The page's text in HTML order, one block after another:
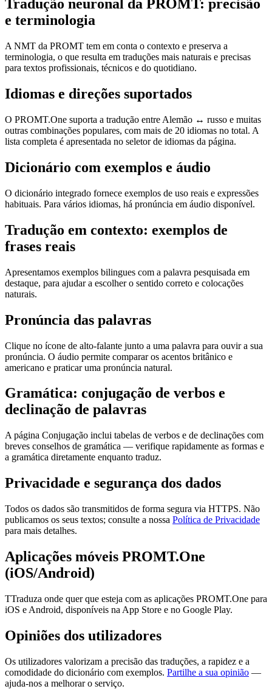
Tradução neuronal da PROMT: precisão
e terminologia
A NMT da PROMT tem em conta o contexto e preserva a
terminologia, o que resulta em traduções mais naturais e precisas
para textos profissionais, técnicos e do quotidiano.
Idiomas e direções suportados
O PROMT.One suporta a tradução entre Alemão ↔ russo e muitas
outras combinações populares, com mais de 20 idiomas no total. A
lista completa é apresentada no seletor de idiomas da página.
Dicionário com exemplos e áudio
O dicionário integrado fornece exemplos de uso reais e expressões
habituais. Para vários idiomas, há pronúncia em áudio disponível.
Tradução em contexto: exemplos de
frases reais
Apresentamos exemplos bilingues com a palavra pesquisada em
destaque, para ajudar a escolher o sentido correto e colocações
naturais.
Pronúncia das palavras
Clique no ícone de alto-falante junto a uma palavra para ouvir a sua
pronúncia. O áudio permite comparar os acentos britânico e
americano e praticar uma pronúncia natural.
Gramática: conjugação de verbos e
declinação de palavras
A página Conjugação inclui tabelas de verbos e de declinações com
breves conselhos de gramática — verifique rapidamente as formas e
a gramática diretamente enquanto traduz.
Privacidade e segurança dos dados
Todos os dados são transmitidos de forma segura via HTTPS. Não
publicamos os seus textos; consulte a nossa Política de Privacidade
para mais detalhes.
Aplicações móveis PROMT.One
(iOS/Android)
TTraduza onde quer que esteja com as aplicações PROMT.One para
iOS e Android, disponíveis na App Store e no Google Play.
Opiniões dos utilizadores
Os utilizadores valorizam a precisão das traduções, a rapidez e a
comodidade do dicionário com exemplos. Partilhe a sua opinião —
ajuda-nos a melhorar o serviço.